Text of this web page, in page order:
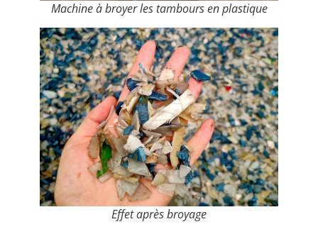
Machine à broyer les tambours en plastique
Effet après broyage